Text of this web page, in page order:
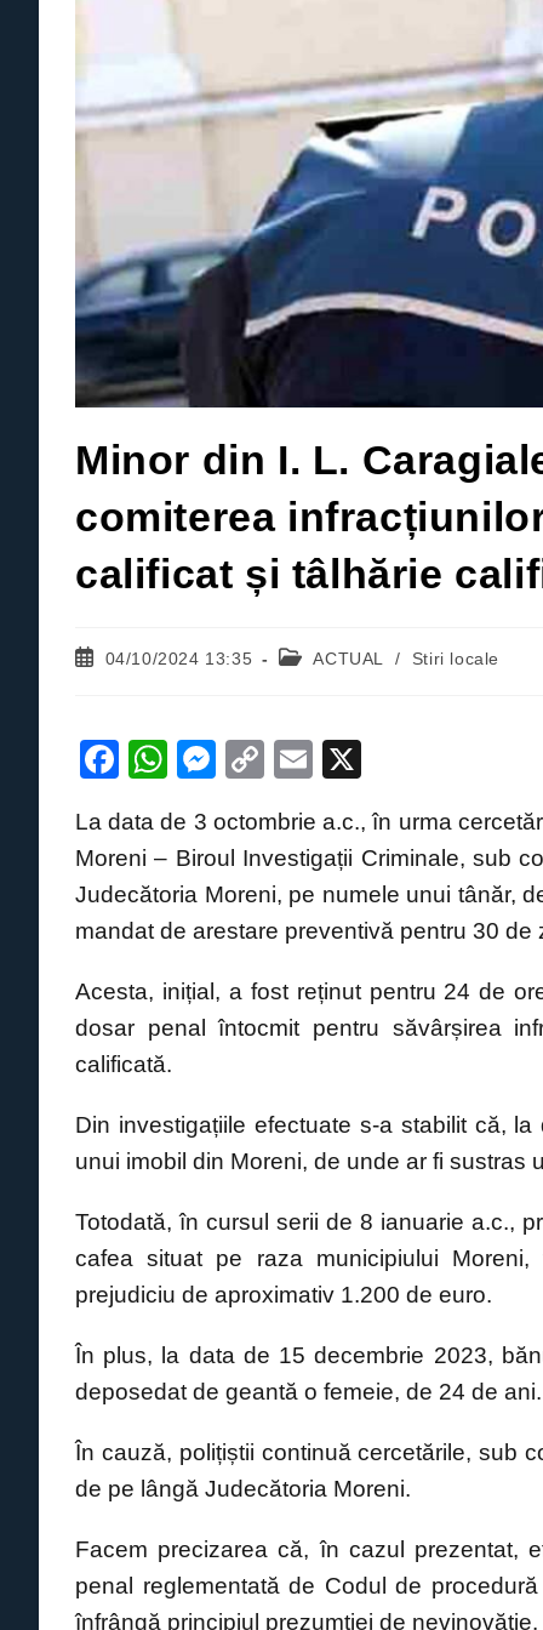
Minor din I. L.
comiterea
calificat și tâlhărie
Post04/10/2024 13:35
PostACTUAL / Stiri locale
F
c
e
b
o
o
k
W
at
s
A
p
p
M
ss
e
n
g
er
C
p
y
Li
n
k
E
ail
La data de 3 octombrie a.c., în urma
Moreni – Biroul Investigații Criminale, sub
Judecătoria Moreni, pe numele unui tânăr,
mandat de arestare preventivă pentru 30 de
Acesta, inițial, a fost reținut pentru 24 de
dosar penal întocmit pentru săvârșirea
calificată.
Din investigațiile efectuate s-a stabilit că,
unui imobil din Moreni, de unde ar fi sustras
Totodată, în cursul serii de 8 ianuarie a.c.,
cafea situat pe raza municipiului
prejudiciu de aproximativ 1.200 de euro.
În plus, la data de 15 decembrie 2023,
deposedat de geantă o femeie, de 24 de ani.
În cauză, polițiștii continuă cercetările, sub
de pe lângă Judecătoria Moreni.
Facem precizarea că, în cazul prezentat,
penal reglementată de Codul de
înfrângă principiul prezumţiei de nevinovăţie.